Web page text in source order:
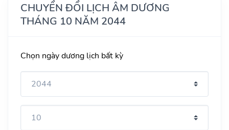
CHUYỂN ĐỔI LỊCH ÂM DƯƠNG
THÁNG 10 NĂM 2044
Chọn ngày dương lịch bất kỳ